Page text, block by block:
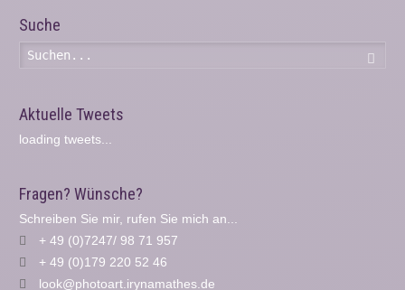
Suche
Aktuelle Tweets
loading tweets...
Fragen? Wünsche?
Schreiben Sie mir, rufen Sie mich an...
+ 49 (0)7247/ 98 71 957
+ 49 (0)179 220 52 46
look@photoart.irynamathes.de